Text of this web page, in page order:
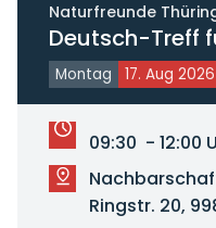
Naturfreunde
Deutsch-Treff
Montag 17. Aug 2026
09:30 - 12:00
Ringstr. 20,